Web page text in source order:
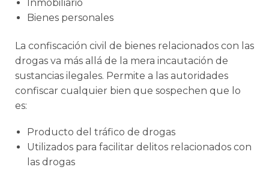
Inmobiliario
Bienes personales
La confiscación civil de bienes relacionados con las
drogas va más allá de la mera incautación de
sustancias ilegales. Permite a las autoridades
confiscar cualquier bien que sospechen que lo
es:
Producto del tráfico de drogas
Utilizados para facilitar delitos relacionados con
las drogas